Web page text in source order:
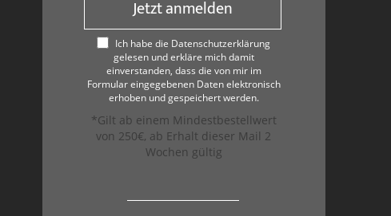
Jetzt anmelden
Ich habe die Datenschutzerklärung
gelesen und erkläre mich damit
einverstanden, dass die von mir im
Formular eingegebenen Daten elektronisch
erhoben und gespeichert werden.
*Gilt ab einem Mindestbestellwert
von 250€, ab Erhalt dieser Mail 2
Wochen gültig